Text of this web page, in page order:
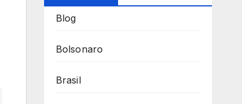
Blog
Bolsonaro
Brasil